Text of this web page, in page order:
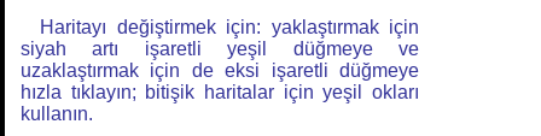
Haritayı değiştirmek için: yaklaştırmak için
siyah artı işaretli yeşil düğmeye ve
uzaklaştırmak için de eksi işaretli düğmeye
hızla tıklayın; bitişik haritalar için yeşil okları
kullanın.